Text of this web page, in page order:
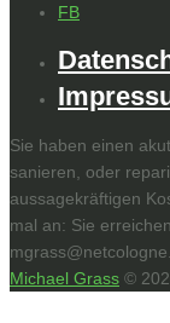
FB
Sie haben einen
sanieren, oder
aussagekräftigen
mal an: Sie
Michael Grass ©